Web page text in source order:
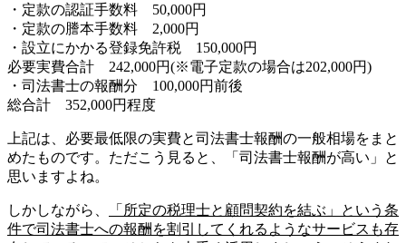
・定款の認証手数料 50,000円
・定款の謄本手数料 2,000円
・設立にかかる登録免許税 150,000円
必要実費合計 242,000円(※電子定款の場合は202,000円)
・司法書士の報酬分 100,000円前後
総合計 352,000円程度
上記は、必要最低限の実費と司法書士報酬の一般相場をまと
めたものです。ただこう見ると、「司法書士報酬が高い」と
思いますよね。
しかしながら、
「所定の税理士と顧問契約を結ぶ」という条
件で司法書士への報酬を割引してくれるようなサービスも存